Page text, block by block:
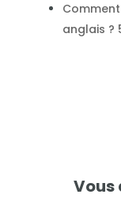
anglais ?
Vous